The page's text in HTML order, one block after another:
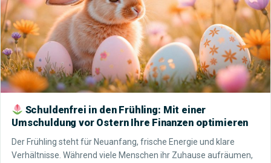
Schuldenfrei in den Frühling: Mit einer
Umschuldung vor Ostern Ihre Finanzen optimieren
Der Frühling steht für Neuanfang, frische Energie und klare
Verhältnisse. Während viele Menschen ihr Zuhause aufräumen,